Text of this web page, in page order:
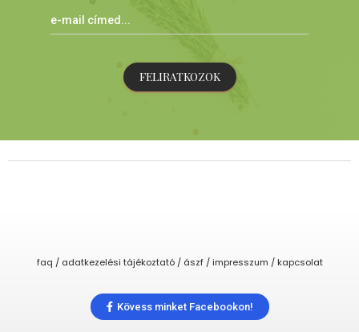
FELIRATKOZOK
faq / adatkezelési tájékoztató / ászf / impresszum / kapcsolat
Kövess minket Facebookon!